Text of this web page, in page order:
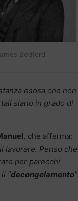
Bedford
esosa che non
siano in grado di
, che afferma:
lavorare. Penso che
per parecchi
“decongelamento”